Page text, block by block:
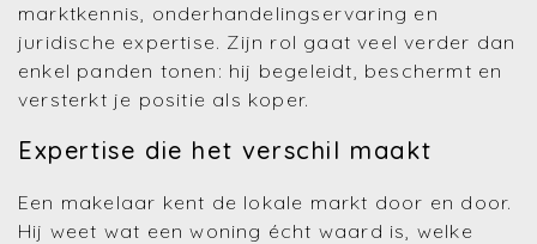
marktkennis, onderhandelingservaring en
juridische expertise. Zijn rol gaat veel verder dan
enkel panden tonen: hij begeleidt, beschermt en
versterkt je positie als koper.
Expertise die het verschil maakt
Een makelaar kent de lokale markt door en door.
Hij weet wat een woning écht waard is, welke